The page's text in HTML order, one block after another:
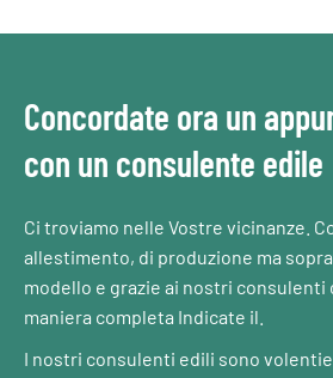
Concordate ora un
con un consulente edile
Ci troviamo nelle Vostre vicinanze.
allestimento, di produzione ma
modello e grazie ai nostri consulenti
maniera completa Indicate il.
I nostri consulenti edili sono